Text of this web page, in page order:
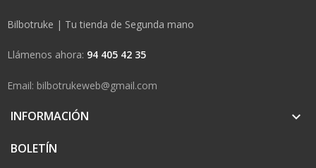
Bilbotruke | Tu tienda de Segunda mano
Llámenos ahora: 94 405 42 35
Email: bilbotrukeweb@gmail.com
INFORMACIÓN 
BOLETÍN